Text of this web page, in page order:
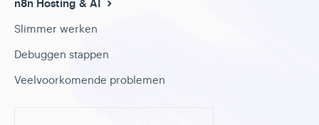
n8n Hosting & AI
Slimmer werken
Debuggen stappen
Veelvoorkomende problemen